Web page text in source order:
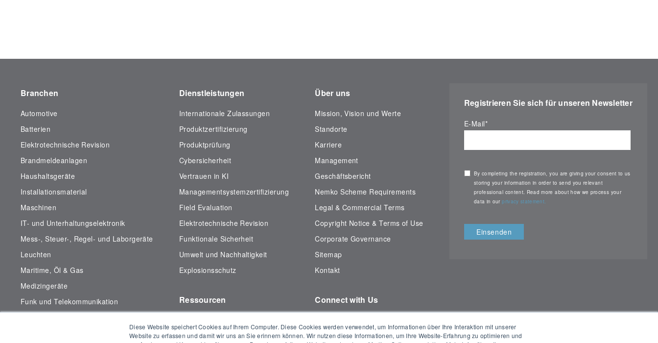
Diese Website speichert Cookies auf Ihrem Computer. Diese Cookies werden verwendet, um Informationen über Ihre Interaktion mit unserer
Website zu erfassen und damit wir uns an Sie erinnern können. Wir nutzen diese Informationen, um Ihre Website-Erfahrung zu optimieren und
Branchen
Automotive
Batterien
Elektrotechnische Revision
Brandmeldeanlagen
Haushaltsgeräte
Installationsmaterial
Maschinen
IT- und Unterhaltungselektronik
Mess-, Steuer-, Regel- und Laborgeräte
Leuchten
Maritime, Öl & Gas
Medizingeräte
Funk und Telekommunikation
Dienstleistungen
Internationale Zulassungen
Produktzertifizierung
Produktprüfung
Cybersicherheit
Vertrauen in KI
Managementsystemzertifizierung
Field Evaluation
Elektrotechnische Revision
Funktionale Sicherheit
Umwelt und Nachhaltigkeit
Explosionsschutz
Ressourcen
Zertifikatsdatenbank
Über uns
Mission, Vision und Werte
Standorte
Karriere
Management
Geschäftsbericht
Nemko Scheme Requirements
Legal & Commercial Terms
Copyright Notice & Terms of Use
Corporate Governance
Sitemap
Kontakt
Connect with Us
Registrieren Sie sich für unseren Newsletter
E-Mail*
By completing the registration, you are giving your consent to us
storing your information in order to send you relevant
professional content. Read more about how we process your
data in ourprivacy statement.